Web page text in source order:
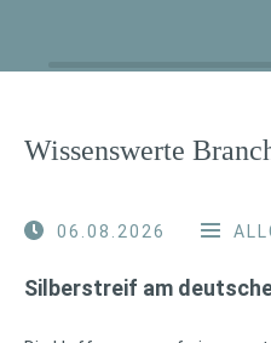
Wissenswerte
06.08.2026
Silberstreif am